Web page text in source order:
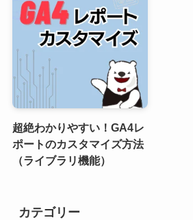
超絶わかりやすい！GA4レ
ポートのカスタマイズ方法
（ライブラリ機能）
カテゴリー